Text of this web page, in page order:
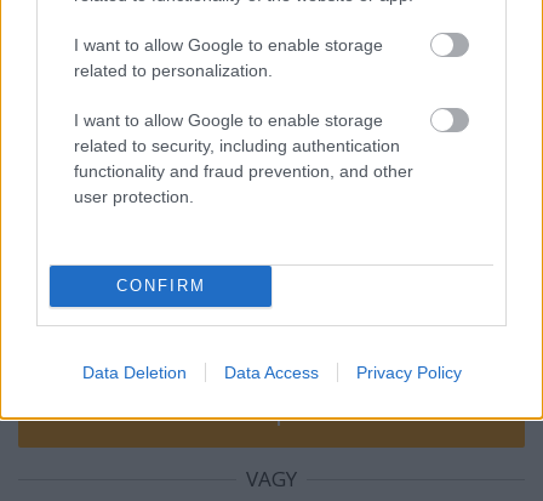
I want to allow Google to enable storage
related to personalization.
I want to allow Google to enable storage
related to security, including authentication
functionality and fraud prevention, and other
user protection.
CONFIRM
Data Deletion Data Access Privacy Policy
Gondolatok a házi könyvtárban
Szólj hozzá!
VAGY